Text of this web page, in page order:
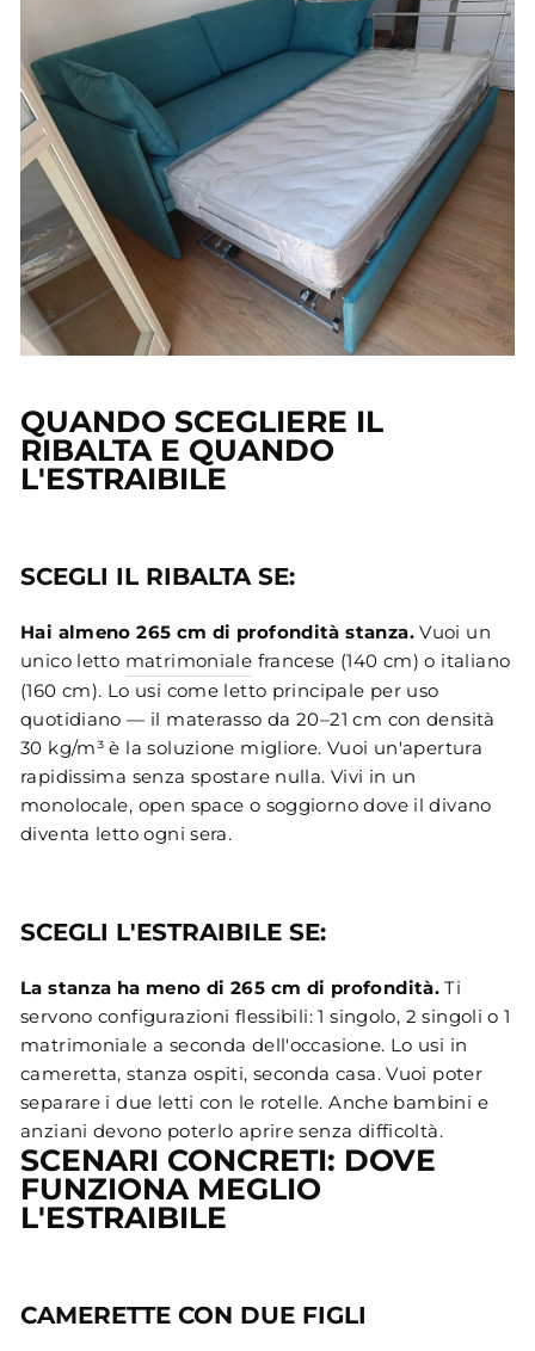
QUANDO SCEGLIERE IL
RIBALTA E QUANDO
L'ESTRAIBILE
SCEGLI IL RIBALTA SE:
Hai almeno 265 cm di profondità stanza.Vuoi un
unico letto matrimoniale francese (140 cm) o italiano
(160 cm). Lo usi come letto principale per uso
quotidiano — il materasso da 20–21 cm con densità
30 kg/m³ è la soluzione migliore. Vuoi un'apertura
rapidissima senza spostare nulla. Vivi in un
monolocale, open space o soggiorno dove il divano
diventa letto ogni sera.
SCEGLI L'ESTRAIBILE SE:
La stanza ha meno di 265 cm di profondità. Ti
servono configurazioni flessibili: 1 singolo, 2 singoli o 1
matrimoniale a seconda dell'occasione. Lo usi in
cameretta, stanza ospiti, seconda casa. Vuoi poter
separare i due letti con le rotelle. Anche bambini e
anziani devono poterlo aprire senza difficoltà.
SCENARI CONCRETI: DOVE
FUNZIONA MEGLIO
L'ESTRAIBILE
CAMERETTE CON DUE FIGLI